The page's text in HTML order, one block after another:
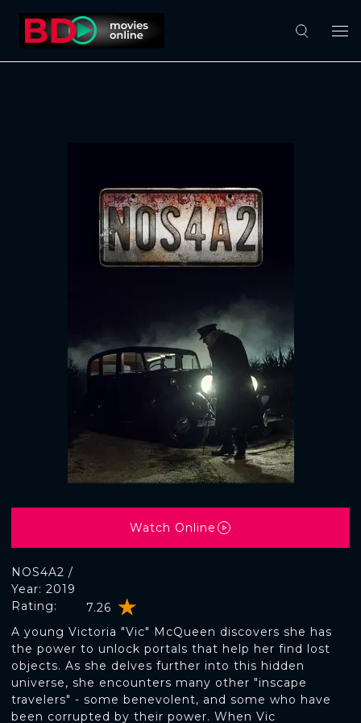
NOS4A2 /
Rating: 7.26
Year: 2019
A young Victoria "Vic" McQueen discovers she has
the power to unlock portals that help her find lost
objects. As she delves further into this hidden
universe, she encounters many other "inscape
travelers" - some benevolent, and some who have
been corrupted by their power. When Vic
Watch Online